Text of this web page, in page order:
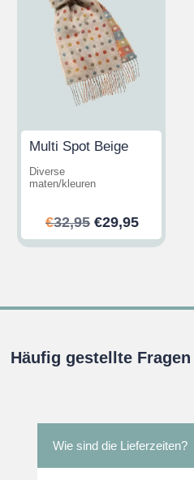
Multi Spot Beige
Diverse
maten/kleuren
€32,95 Ursprünglicher
Preis
€29,95Aktueller
Preis
Häufig gestellte Fragen
Wie sind die Lieferzeiten?